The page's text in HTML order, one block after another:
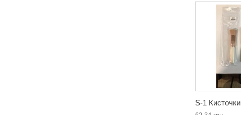
S-1 Кисточки